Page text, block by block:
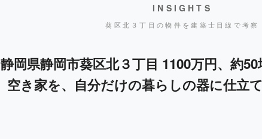
INSIGHTS
葵区北３丁目の物件を建築士目線で考察
静岡県静岡市葵区北３丁目 1100万円、約
空き家を、自分だけの暮らしの器に仕立